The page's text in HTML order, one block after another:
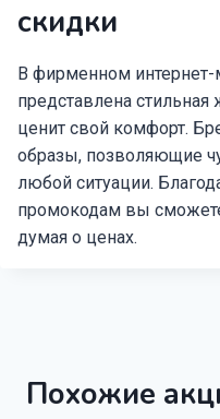
скидки
В фирменном интернет-
представлена стильная
ценит свой комфорт.
образы, позволяющие
любой ситуации.
промокодам вы
думая о ценах.
Похожие